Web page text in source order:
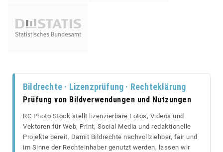
Bildrechte · Lizenzprüfung · Rechteklärung
Prüfung von Bildverwendungen und Nutzungen
RC Photo Stock stellt lizenzierbare Fotos, Videos und
Vektoren für Web, Print, Social Media und redaktionelle
Projekte bereit. Damit Bildrechte nachvollziehbar, fair und
im Sinne der Rechteinhaber genutzt werden, lassen wir